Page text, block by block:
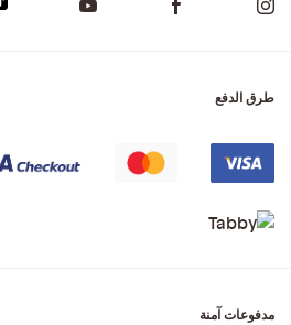
طرق الدفع
مدفوعات آمنة